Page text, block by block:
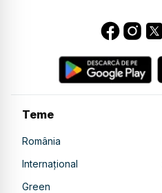
Teme
România
Internațional
Green